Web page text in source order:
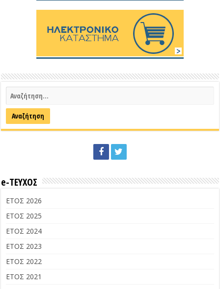
e-ΤΕΥΧΟΣ
ΕΤΟΣ 2026
ΕΤΟΣ 2025
ΕΤΟΣ 2024
ΕΤΟΣ 2023
ΕΤΟΣ 2022
ΕΤΟΣ 2021